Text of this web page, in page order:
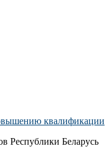
квалификации
Республики Беларусь